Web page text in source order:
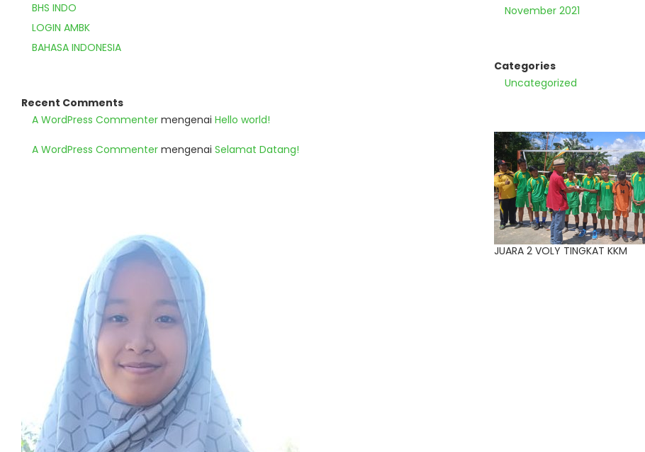
BHS INDO
LOGIN AMBK
BAHASA INDONESIA
Recent Comments
A WordPress Commenter mengenai Hello world!
A WordPress Commenter mengenai Selamat Datang!
November 2021
Categories
Uncategorized
JUARA 2 VOLY TINGKAT KKM